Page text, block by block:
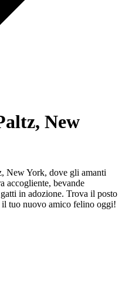
New
New York, dove gli amanti
accogliente, bevande
in adozione. Trova il posto
il tuo nuovo amico felino oggi!